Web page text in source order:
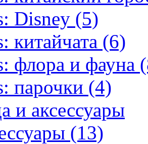
Disney (5)
китайчата (6)
флора и фауна
парочки (4)
и аксессуары
(13)